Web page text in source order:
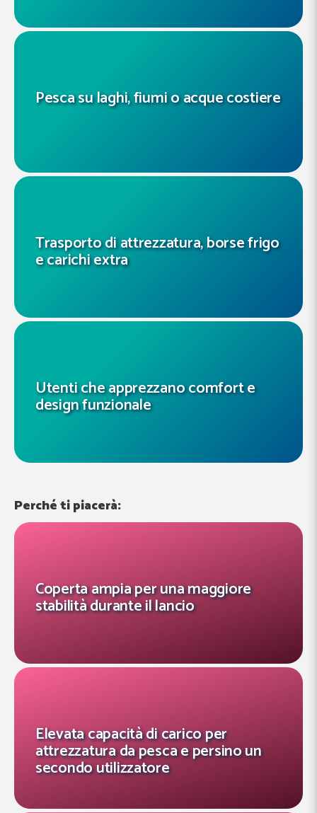
Pesca su laghi, fiumi o acque costiere
Trasporto di attrezzatura, borse frigo
e carichi extra
Utenti che apprezzano comfort e
design funzionale
Perché ti piacerà:
Coperta ampia per una maggiore
stabilità durante il lancio
Elevata capacità di carico per
attrezzatura da pesca e persino un
secondo utilizzatore